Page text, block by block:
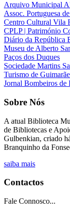
Arquivo Municipal
Assoc. Portuguesa
Centro Cultural Vila
CPLP | Património
Diário da República
Museu de Alberto
Paços dos Duques
Sociedade Martins
Turismo de
Jornal Bombeiros de
Sobre Nós
A atual Biblioteca
de Bibliotecas e
Gulbenkian, criado
Branquinho da
saiba mais
Contactos
Fale Connosco...